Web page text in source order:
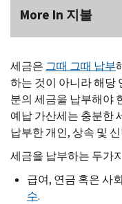
More In 지불
세금은 그때 그때 납부
하는 것이 아니라 해당
분의 세금을 납부해야
예납 가산세는 충분한
납부한 개인, 상속 및
세금을 납부하는 두가
급여, 연금 혹은 사
수.